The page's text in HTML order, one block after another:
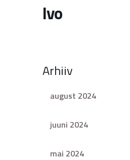
Ivo
Arhiiv
august 2024
juuni 2024
mai 2024